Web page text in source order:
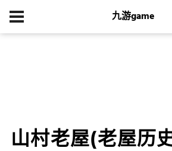
九游game
山村老屋(老屋历